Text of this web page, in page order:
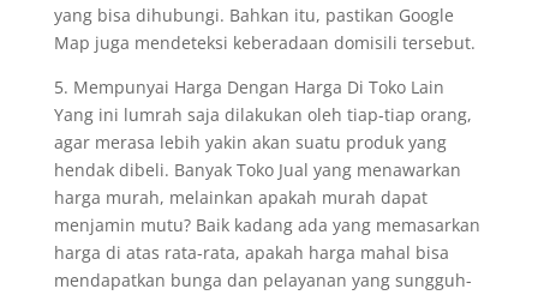
yang bisa dihubungi. Bahkan itu, pastikan Google
Map juga mendeteksi keberadaan domisili tersebut.
5. Mempunyai Harga Dengan Harga Di Toko Lain
Yang ini lumrah saja dilakukan oleh tiap-tiap orang,
agar merasa lebih yakin akan suatu produk yang
hendak dibeli. Banyak Toko Jual yang menawarkan
harga murah, melainkan apakah murah dapat
menjamin mutu? Baik kadang ada yang memasarkan
harga di atas rata-rata, apakah harga mahal bisa
mendapatkan bunga dan pelayanan yang sungguh-